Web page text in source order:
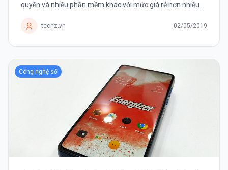
quyền và nhiều phần mềm khác với mức giá rẻ hơn nhiều
techz.vn 02/05/2019
Công nghệ số